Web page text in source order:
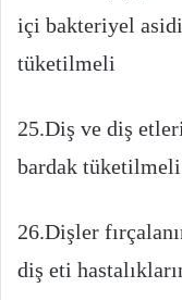
içi bakteriyel
tüketilmeli
25.Diş ve diş
bardak tüketilmeli
26.Dişler
diş eti